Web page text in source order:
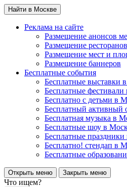
Найти в Москве
Реклама на сайте
Размещение анонсов
Размещение
Размещение мест и
Размещение баннеров
Бесплатные события
Бесплатные выставки
Бесплатные
Бесплатно с детьми в
Бесплатный активный
Бесплатная музыка в
Бесплатные шоу в
Бесплатные
Бесплатно! стендап в
Бесплатные
Открыть меню Закрыть меню
Что ищем?